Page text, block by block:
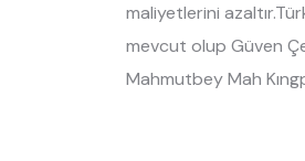
maliyetlerini
mevcut olup Güven
Mahmutbey Mah